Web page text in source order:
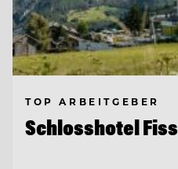
TOP ARBEITGEBER
Schlosshotel Fiss